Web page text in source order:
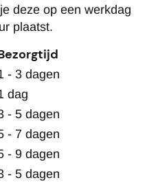
deze op een werkdag
plaatst.
- 3 dagen
dag
- 5 dagen
- 7 dagen
- 9 dagen
- 5 dagen